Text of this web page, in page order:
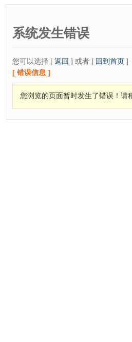
系统发生错误
您可以选择 [ 返回 ] 或者 [ 回到首页 ]
[ 错误信息 ]
您浏览的页面暂时发生了错误！请